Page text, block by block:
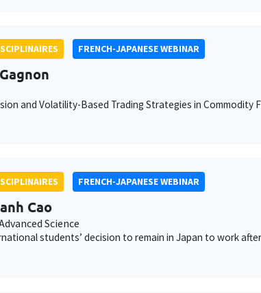
FRENCH-JAPANESE WEBINAR
and Volatility-Based Trading Strategies in Commodity
FRENCH-JAPANESE WEBINAR
Cao
Science
students’ decision to remain in Japan to work